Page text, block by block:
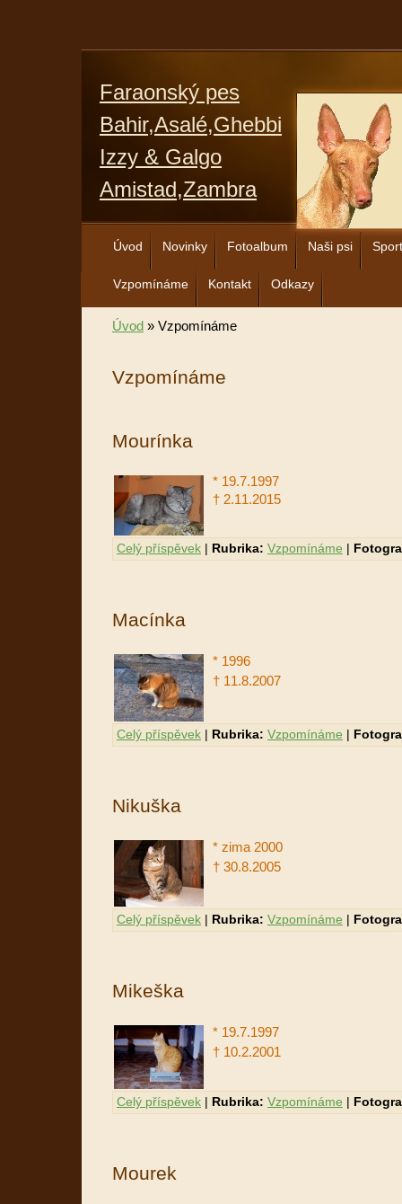
Faraonský pes
Bahir,Asalé,Ghebbi
Izzy & Galgo
Amistad,Zambra
Úvod Novinky Fotoalbum Naši psi Sport
Vzpomínáme Kontakt Odkazy
Úvod » Vzpomínáme
Vzpomínáme
Mourínka
* 19.7.1997
† 2.11.2015
Celý příspěvek Rubrika: Vzpomínáme
Macínka
* 1996
† 11.8.2007
Celý příspěvek Rubrika: Vzpomínáme
Nikuška
* zima 2000
† 30.8.2005
Celý příspěvek Rubrika: Vzpomínáme
Mikeška
* 19.7.1997
† 10.2.2001
Celý příspěvek Rubrika: Vzpomínáme
Mourek